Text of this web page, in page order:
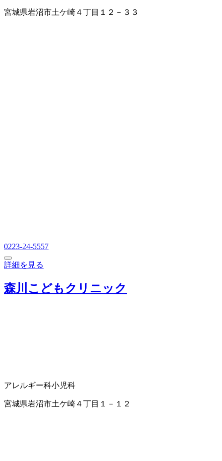
宮城県岩沼市土ケ崎４丁目１２－３３
0223-24-5557
詳細を見る
森川こどもクリニック
アレルギー科小児科
宮城県岩沼市土ケ崎４丁目１－１２